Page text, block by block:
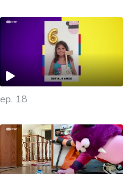
ep. 18